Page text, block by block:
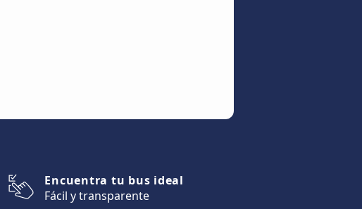
Encuentra tu bus ideal
Fácil y transparente